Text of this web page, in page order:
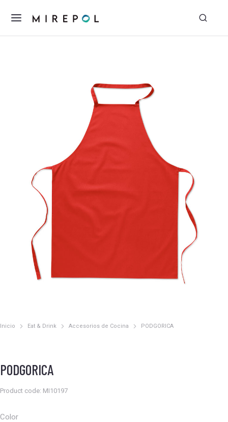
Estás aquí:
Inicio Eat & Drink Accesorios de Cocina PODGORICA
PODGORICA
Product code: MI10197
Color